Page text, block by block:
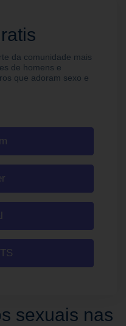
da comunidade mais
de homens e
que adoram sexo e
sexuais nas